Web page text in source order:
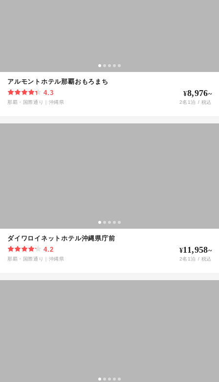
アルモントホテル那覇おもろまち
4.3
那覇・国際通り 沖縄県
¥8,976~
2名 1泊 / 税込
ダイワロイネットホテル沖縄県庁前
4.2
那覇・国際通り 沖縄県
¥11,958~
2名 1泊 / 税込